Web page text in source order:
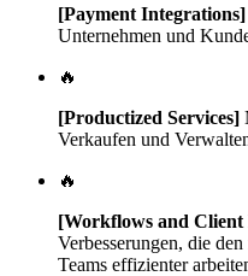
[Payment Integrations]
Unternehmen und
🔥
[Productized Services]
Verkaufen und
🔥
[Workflows and Client
Verbesserungen, die
Teams effizienter